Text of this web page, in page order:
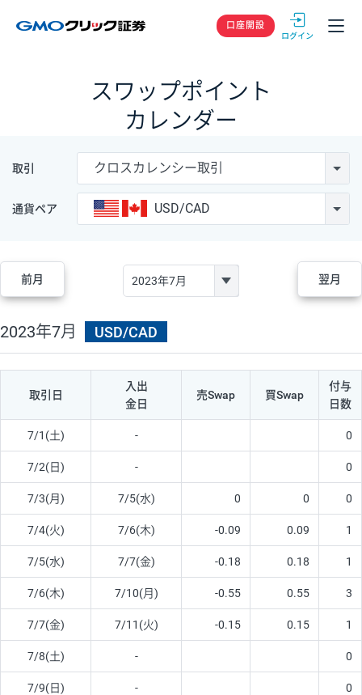
GMOクリック
口座開設
スワップポイント
カレンダー
取引 クロスカレンシー取引
通貨ペア USD/CAD
前月 翌月
2023年7月 USD/CAD
取引日
入出
金日
売Swap 買Swap
付与
日数
7/1(土) - 0
7/2(日) - 0
7/3(月) 7/5(水) 0 0 0
7/4(火) 7/6(木) -0.09 0.09 1
7/5(水) 7/7(金) -0.18 0.18 1
7/6(木) 7/10(月) -0.55 0.55 3
7/7(金) 7/11(火) -0.15 0.15 1
7/8(土) - 0
7/9(日) - 0